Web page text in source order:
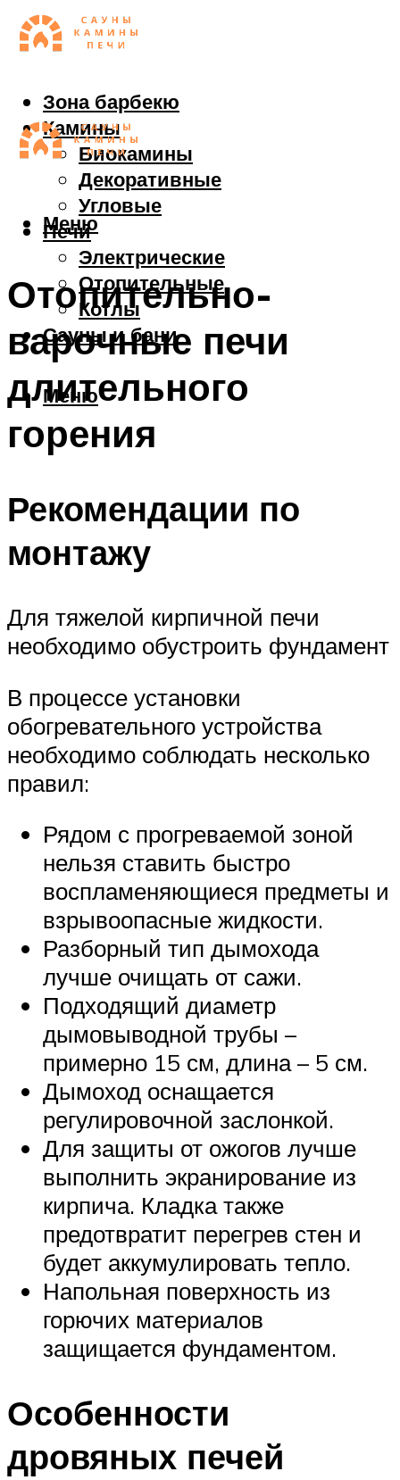
Зона барбекю
Камины
Биокамины
Декоративные
Угловые
Печи
Электрические
Отопительные
Котлы
Сауны и бани
Меню
Меню
Отопительно-
варочные печи
длительного
горения
Рекомендации по
монтажу
Для тяжелой кирпичной печи
необходимо обустроить фундамент
В процессе установки
обогревательного устройства
необходимо соблюдать несколько
правил:
Рядом с прогреваемой зоной
нельзя ставить быстро
воспламеняющиеся предметы и
взрывоопасные жидкости.
Разборный тип дымохода
лучше очищать от сажи.
Подходящий диаметр
дымовыводной трубы –
примерно 15 см, длина – 5 см.
Дымоход оснащается
регулировочной заслонкой.
Для защиты от ожогов лучше
выполнить экранирование из
кирпича. Кладка также
предотвратит перегрев стен и
будет аккумулировать тепло.
Напольная поверхность из
горючих материалов
защищается фундаментом.
Особенности
дровяных печей